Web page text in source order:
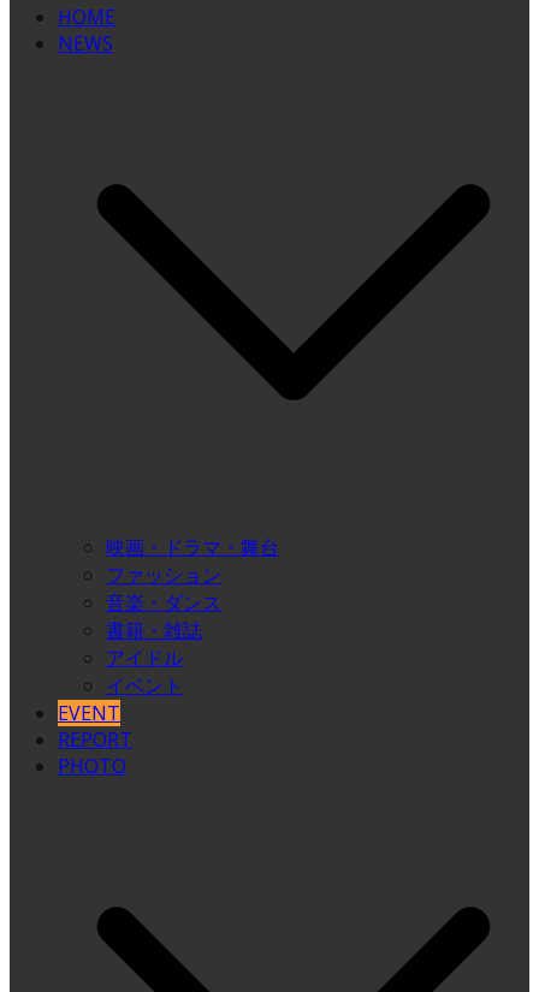
HOME
NEWS
映画・ドラマ・舞台
ファッション
音楽・ダンス
書籍・雑誌
アイドル
イベント
EVENT
REPORT
PHOTO